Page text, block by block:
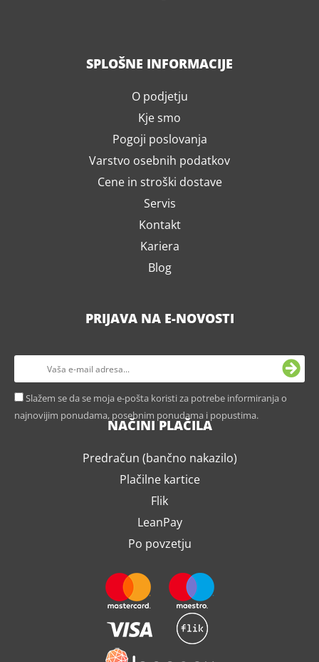
SPLOŠNE INFORMACIJE
O podjetju
Kje smo
Pogoji poslovanja
Varstvo osebnih podatkov
Cene in stroški dostave
Servis
Kontakt
Kariera
Blog
PRIJAVA NA E-NOVOSTI
Slažem se da se moja e-pošta koristi za potrebe informiranja o
najnovijim ponudama, posebnim ponudama i popustima.
NAČINI PLAČILA
Predračun (bančno nakazilo)
Plačilne kartice
Flik
LeanPay
Po povzetju